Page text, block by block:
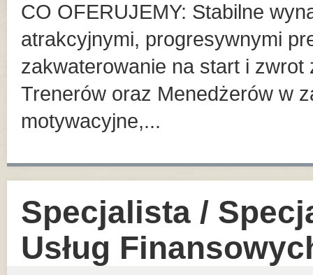
CO OFERUJEMY: Stabilne
atrakcyjnymi, progresywnymi
zakwaterowanie na start i
Trenerów oraz Menedżerów w
motywacyjne,...
Specjalista /
Usług